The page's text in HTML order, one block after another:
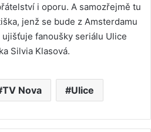
i oporu. A samozřejmě tu
jenž se bude z Amsterdamu
fanoušky seriálu Ulice
Silvia Klasová.
TV Nova Ulice